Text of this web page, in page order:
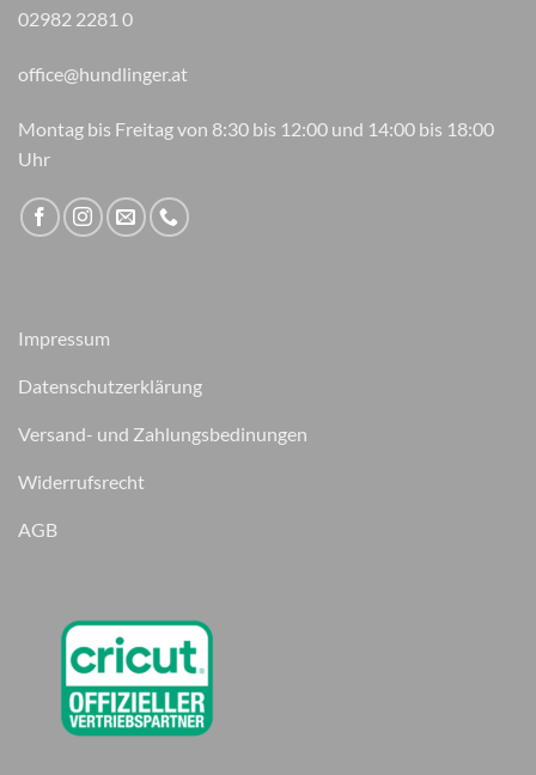
02982 2281 0
office@hundlinger.at
Montag bis Freitag von 8:30 bis 12:00 und 14:00 bis 18:00
Uhr
Impressum
Datenschutzerklärung
Versand- und Zahlungsbedinungen
Widerrufsrecht
AGB